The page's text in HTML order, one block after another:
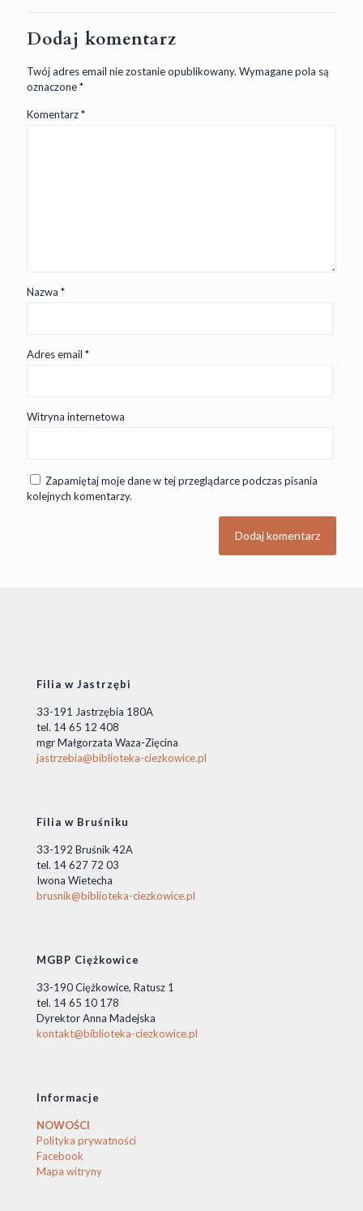
Dodaj komentarz
Twój adres email nie zostanie opublikowany. Wymagane pola są
oznaczone*
Komentarz*
Nazwa *
Adres email *
Witryna internetowa
Zapamiętaj moje dane w tej przeglądarce podczas pisania
kolejnych komentarzy.
Filia w Jastrzębi
33-191 Jastrzębia 180A
tel. 14 65 12 408
mgr Małgorzata Waza-Zięcina
jastrzebia@biblioteka-ciezkowice.pl
Filia w Bruśniku
33-192 Bruśnik 42A
tel. 14 627 72 03
Iwona Wietecha
brusnik@biblioteka-ciezkowice.pl
MGBP Ciężkowice
33-190 Ciężkowice, Ratusz 1
tel. 14 65 10 178
Dyrektor Anna Madejska
kontakt@biblioteka-ciezkowice.pl
Informacje
NOWOŚCI
Polityka prywatności
Facebook
Mapa witryny